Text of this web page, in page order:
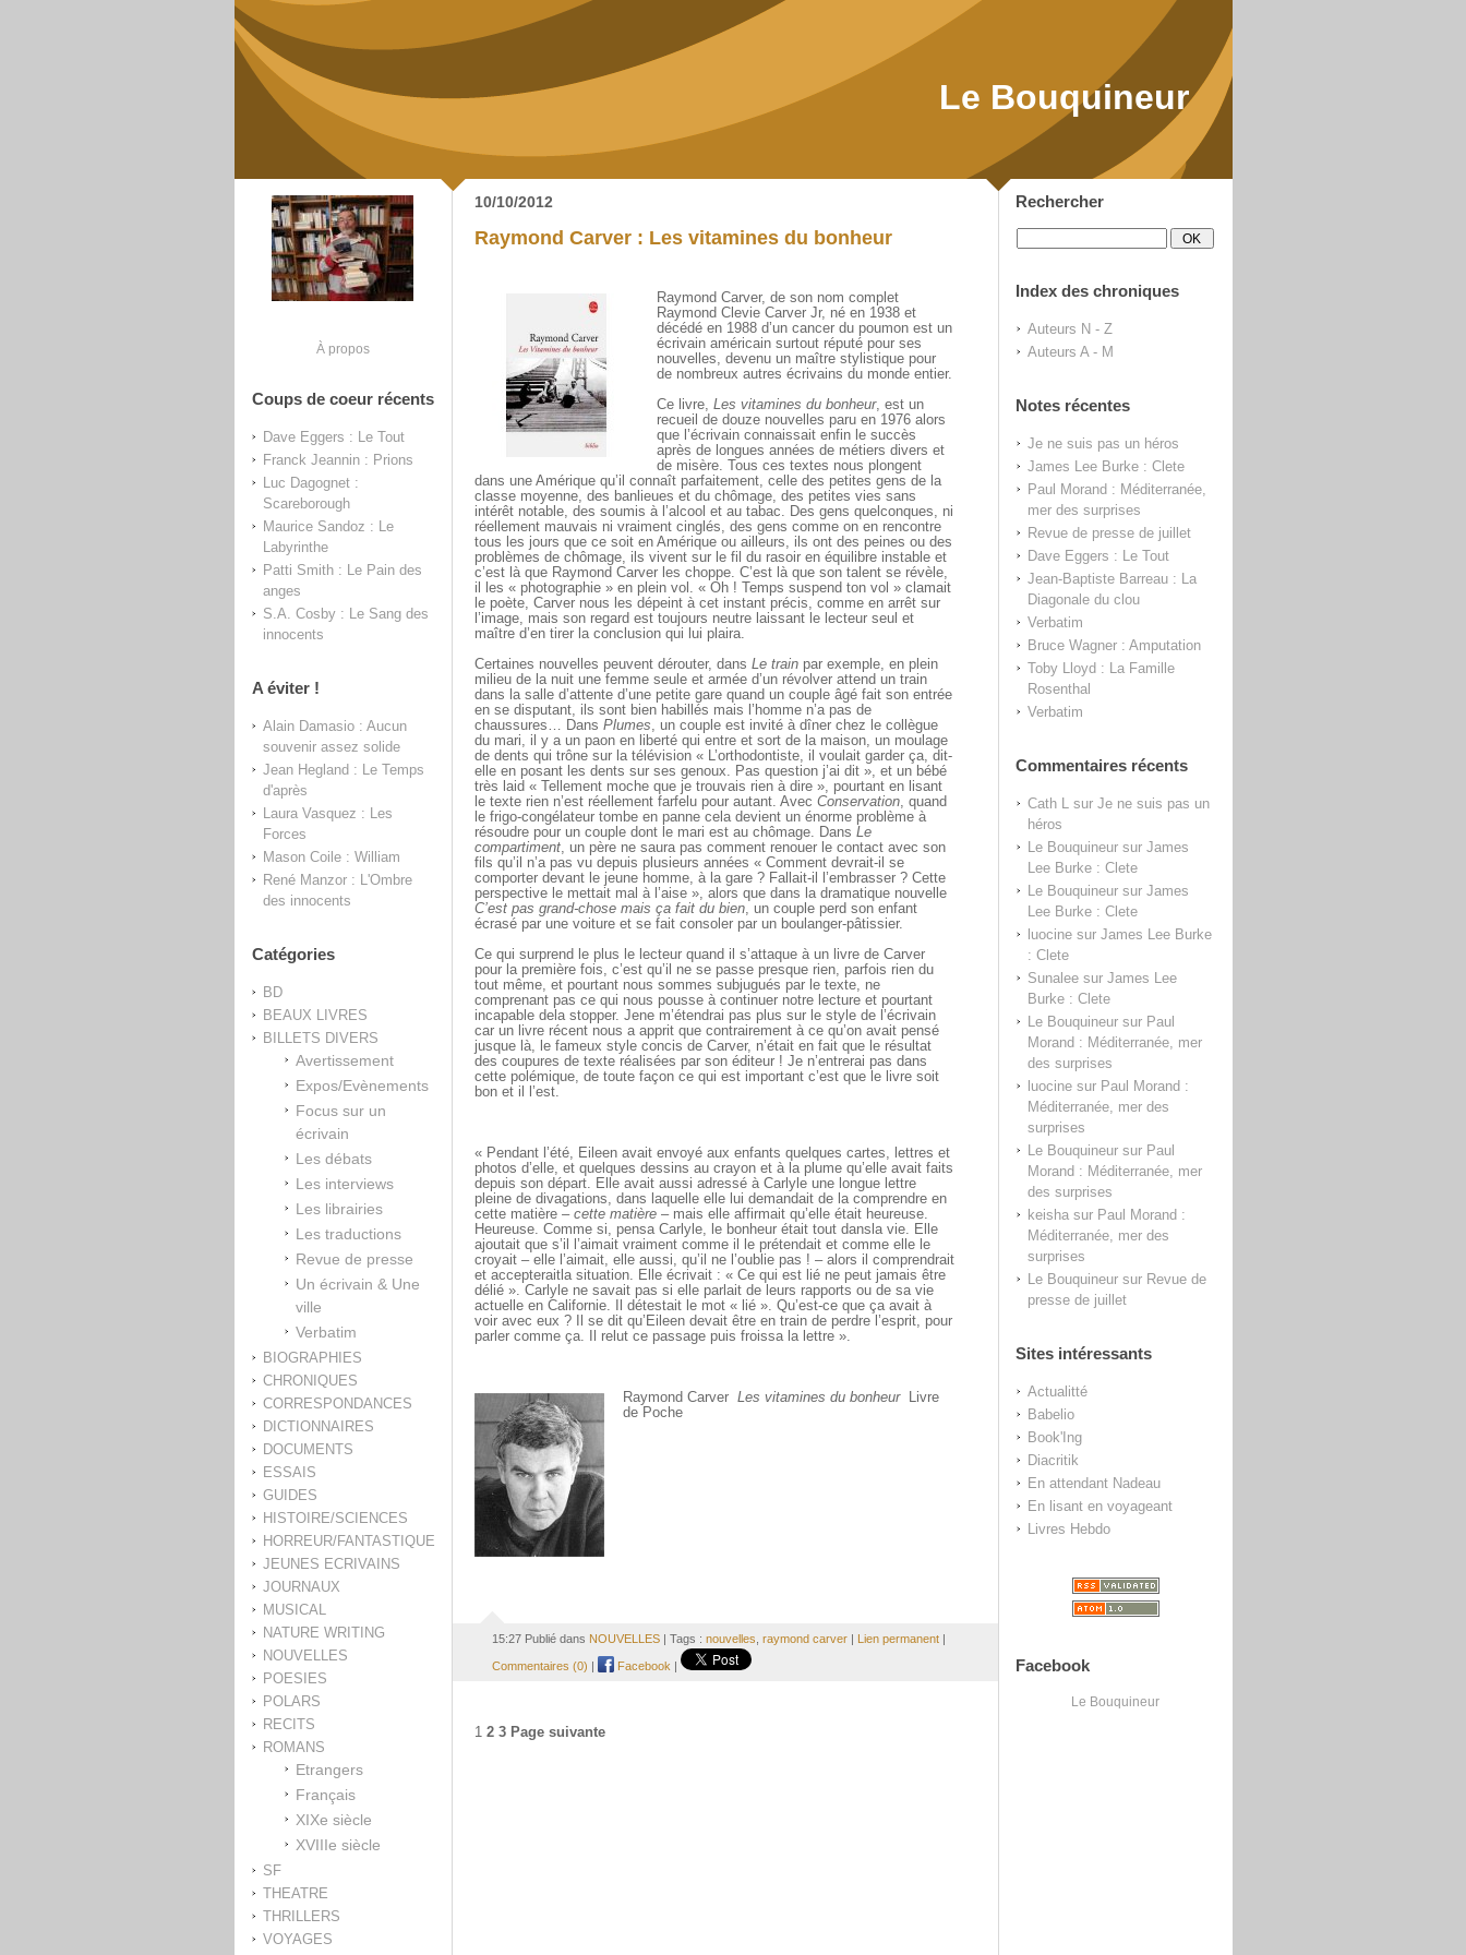
Le Bouquineur
À propos
Coups de coeur récents
Dave Eggers : Le Tout
Franck Jeannin : Prions
Luc Dagognet :
Scareborough
Maurice Sandoz : Le
Labyrinthe
Patti Smith : Le Pain des
anges
S.A. Cosby : Le Sang des
innocents
A éviter !
Alain Damasio : Aucun
souvenir assez solide
Jean Hegland : Le Temps
d'après
Laura Vasquez : Les
Forces
Mason Coile : William
René Manzor : L'Ombre
des innocents
Catégories
BD
BEAUX LIVRES
BILLETS DIVERS
Avertissement
Expos/Evènements
Focus sur un
écrivain
Les débats
Les interviews
Les librairies
Les traductions
Revue de presse
Un écrivain & Une
ville
Verbatim
BIOGRAPHIES
CHRONIQUES
CORRESPONDANCES
DICTIONNAIRES
DOCUMENTS
ESSAIS
GUIDES
HISTOIRE/SCIENCES
HORREUR/FANTASTIQUE
JEUNES ECRIVAINS
JOURNAUX
MUSICAL
NATURE WRITING
NOUVELLES
POESIES
POLARS
RECITS
ROMANS
Etrangers
Français
XIXe siècle
XVIIIe siècle
SF
THEATRE
THRILLERS
VOYAGES
Rechercher
Index des chroniques
Auteurs N - Z
Auteurs A - M
Notes récentes
Je ne suis pas un héros
James Lee Burke : Clete
Paul Morand : Méditerranée,
mer des surprises
Revue de presse de juillet
Dave Eggers : Le Tout
Jean-Baptiste Barreau : La
Diagonale du clou
Verbatim
Bruce Wagner : Amputation
Toby Lloyd : La Famille
Rosenthal
Verbatim
Commentaires récents
Cath Lsur Je ne suis pas un
héros
Le Bouquineursur James
Lee Burke : Clete
Le Bouquineursur James
Lee Burke : Clete
luocinesur James Lee Burke
: Clete
Sunaleesur James Lee
Burke : Clete
Le Bouquineursur Paul
Morand : Méditerranée, mer
des surprises
luocinesur Paul Morand :
Méditerranée, mer des
surprises
Le Bouquineursur Paul
Morand : Méditerranée, mer
des surprises
keishasur Paul Morand :
Méditerranée, mer des
surprises
Le Bouquineursur Revue de
presse de juillet
Sites intéressants
Actualitté
Babelio
Book'Ing
Diacritik
En attendant Nadeau
En lisant en voyageant
Livres Hebdo
Facebook
Le Bouquineur
10/10/2012
Raymond Carver : Les vitamines du bonheur
Raymond Carver, de son nom complet
Raymond Clevie Carver Jr, né en 1938 et
décédé en 1988 d’un cancer du poumon est un
écrivain américain surtout réputé pour ses
nouvelles, devenu un maître stylistique pour
de nombreux autres écrivains du monde entier.
Ce livre,Les vitamines du bonheur, est un
recueil de douze nouvelles paru en 1976 alors
que l’écrivain connaissait enfin le succès
après de longues années de métiers divers et
de misère. Tous ces textes nous plongent
dans une Amérique qu’il connaît parfaitement, celle des petites gens de la
classe moyenne, des banlieues et du chômage, des petites vies sans
intérêt notable, des soumis à l’alcool et au tabac. Des gens quelconques, ni
réellement mauvais ni vraiment cinglés, des gens comme on en rencontre
tous les jours que ce soit en Amérique ou ailleurs, ils ont des peines ou des
problèmes de chômage, ils vivent sur le fil du rasoir en équilibre instable et
c’est là que Raymond Carver les choppe. C’est là que son talent se révèle,
il les « photographie » en plein vol. « Oh ! Temps suspend ton vol » clamait
le poète, Carver nous les dépeint à cet instant précis, comme en arrêt sur
l’image, mais son regard est toujours neutre laissant le lecteur seul et
maître d’en tirer la conclusion qui lui plaira.
Certaines nouvelles peuvent dérouter, dans Le trainpar exemple, en plein
milieu de la nuit une femme seule et armée d’un révolver attend un train
dans la salle d’attente d’une petite gare quand un couple âgé fait son entrée
en se disputant, ils sont bien habillés mais l’homme n’a pas de
chaussures… Dans Plumes, un couple est invité à dîner chez le collègue
du mari, il y a un paon en liberté qui entre et sort de la maison, un moulage
de dents qui trône sur la télévision « L’orthodontiste, il voulait garder ça, dit-
elle en posant les dents sur ses genoux. Pas question j’ai dit », et un bébé
très laid « Tellement moche que je trouvais rien à dire », pourtant en lisant
le texte rien n’est réellement farfelu pour autant. Avec Conservation, quand
le frigo-congélateur tombe en panne cela devient un énorme problème à
résoudre pour un couple dont le mari est au chômage. Dans Le
compartiment, un père ne saura pas comment renouer le contact avec son
fils qu’il n’a pas vu depuis plusieurs années « Comment devrait-il se
comporter devant le jeune homme, à la gare ? Fallait-il l’embrasser ? Cette
perspective le mettait mal à l’aise », alors que dans la dramatique nouvelle
C’est pas grand-chose mais ça fait du bien, un couple perd son enfant
écrasé par une voiture et se fait consoler par un boulanger-pâtissier.
Ce qui surprend le plus le lecteur quand il s’attaque à un livre de Carver
pour la première fois, c’est qu’il ne se passe presque rien, parfois rien du
tout même, et pourtant nous sommes subjugués par le texte, ne
comprenant pas ce qui nous pousse à continuer notre lecture et pourtant
incapable dela stopper. Jene m’étendrai pas plus sur le style de l’écrivain
car un livre récent nous a apprit que contrairement à ce qu’on avait pensé
jusque là, le fameux style concis de Carver, n’était en fait que le résultat
des coupures de texte réalisées par son éditeur ! Je n’entrerai pas dans
cette polémique, de toute façon ce qui est important c’est que le livre soit
bon et il l’est.
« Pendant l’été, Eileen avait envoyé aux enfants quelques cartes, lettres et
photos d’elle, et quelques dessins au crayon et à la plume qu’elle avait faits
depuis son départ. Elle avait aussi adressé à Carlyle une longue lettre
pleine de divagations, dans laquelle elle lui demandait de la comprendre en
cette matière – cette matière– mais elle affirmait qu’elle était heureuse.
Heureuse. Comme si, pensa Carlyle, le bonheur était tout dansla vie. Elle
ajoutait que s’il l’aimait vraiment comme il le prétendait et comme elle le
croyait – elle l’aimait, elle aussi, qu’il ne l’oublie pas ! – alors il comprendrait
et accepteraitla situation. Elle écrivait : « Ce qui est lié ne peut jamais être
délié ». Carlyle ne savait pas si elle parlait de leurs rapports ou de sa vie
actuelle en Californie. Il détestait le mot « lié ». Qu’est-ce que ça avait à
voir avec eux ? Il se dit qu’Eileen devait être en train de perdre l’esprit, pour
parler comme ça. Il relut ce passage puis froissa la lettre ».
Raymond CarverLes vitamines du bonheurLivre
de Poche
15:27 Publié dans NOUVELLES| Tags : nouvelles raymond carver| Lien permanent|
Commentaires (0) | Facebook |
1 2 3 Page suivante